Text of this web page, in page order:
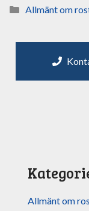
Kategorier
Allmänt om
Allmänt om